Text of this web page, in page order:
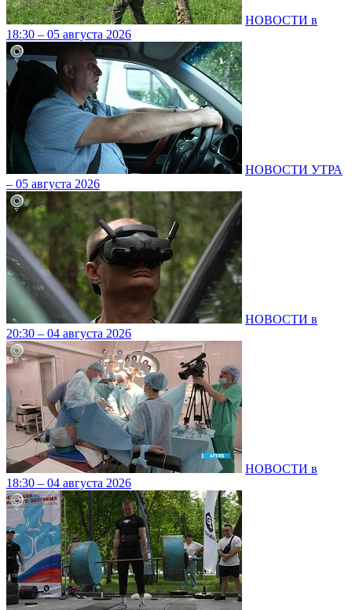
НОВОСТИ в
18:30 – 05 августа 2026
НОВОСТИ УТРА
– 05 августа 2026
НОВОСТИ в
20:30 – 04 августа 2026
НОВОСТИ в
18:30 – 04 августа 2026